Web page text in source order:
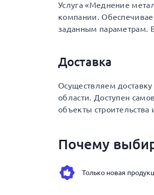
Услуга «Меднение
компании.
заданным параметрам.
Доставка
Осуществляем
области. Доступен
объекты
Почему
Только новая